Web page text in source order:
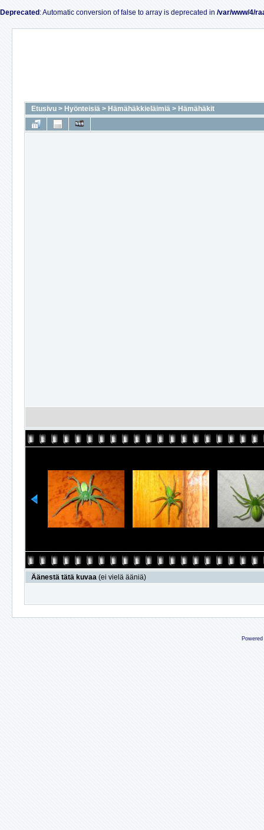
Deprecated : Automatic conversion of false to array is deprecated in /var/www/4/
Etusivu > Hyönteisiä > Hämähäkkieläimiä > Hämähäkit
Äänestä tätä kuvaa (ei vielä ääniä)